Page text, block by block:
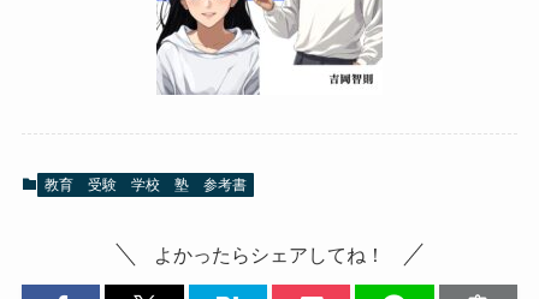
教育 受験 学校 塾 参考書
よかったらシェアしてね！